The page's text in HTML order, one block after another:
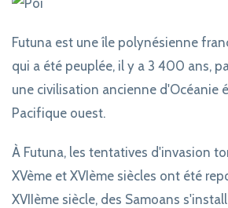
Futuna est une île polynésienne
qui a été peuplée, il y a 3 400 ans,
une civilisation ancienne d'Océanie
Pacifique ouest.
À Futuna, les tentatives d'invasion
XVème et XVIème siècles ont été
XVIIème siècle, des Samoans